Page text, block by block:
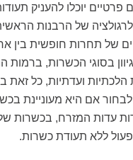
פרטיים יוכלו להעניק
של הרבנות
של תחרות חופשית בין
בסוגי הכשרות,
הלכתיות ועדתיות, כל זאת
אם היא מעוניינת
עדות המזרח, בכשרות של
ללא תעודת כשרות.